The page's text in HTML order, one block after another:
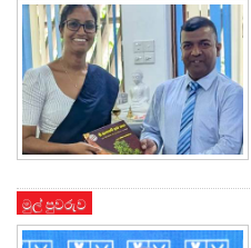
මුල් පුවරුව